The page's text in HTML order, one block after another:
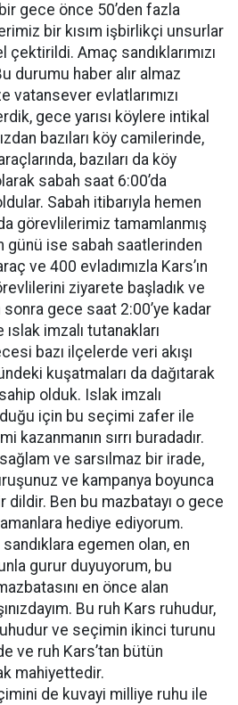
gece önce 50’den fazla
bir kısım işbirlikçi unsurlar
Amaç sandıklarımızı
durumu haber alır almaz
vatansever evlatlarımızı
gece yarısı köylere intikal
bazıları köy camilerinde,
bazıları da köy
sabah saat 6:00’da
Sabah itibarıyla hemen
görevlilerimiz tamamlanmış
günü ise sabah saatlerinden
ve 400 evladımızla Kars’ın
ziyarete başladık ve
sonra gece saat 2:00’ye kadar
ıslak imzalı tutanakları
bazı ilçelerde veri akışı
kuşatmaları da dağıtarak
olduk. Islak imzalı
için bu seçimi zafer ile
kazanmanın sırrı buradadır.
ve sarsılmaz bir irade,
ve kampanya boyunca
dildir. Ben bu mazbatayı o gece
hediye ediyorum.
egemen olan, en
gurur duyuyorum, bu
en önce alan
Bu ruh Kars ruhudur,
ve seçimin ikinci turunu
ve ruh Kars’tan bütün
mahiyettedir.
de kuvayi milliye ruhu ile